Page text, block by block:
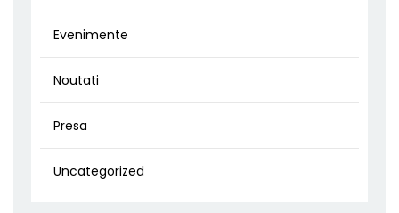
Evenimente
Noutati
Presa
Uncategorized